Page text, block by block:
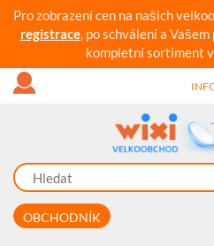
Pro zobrazení cen na našich
registrace, po schválení a Vašem
kompletní sortiment
OBCHODNÍK